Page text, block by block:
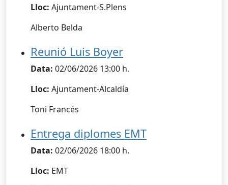
Lloc: Ajuntament-S.Plens
Alberto Belda
Reunió Luis Boyer
Data: 02/06/2026 13:00 h.
Lloc: Ajuntament-Alcaldía
Toni Francés
Entrega diplomes EMT
Data: 02/06/2026 18:00 h.
Lloc: EMT